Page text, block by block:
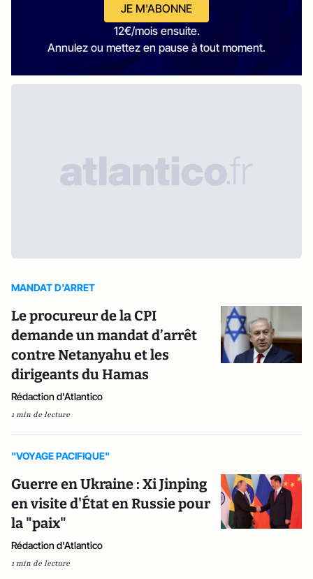
JE M'ABONNE
12€/mois ensuite.
Annulez ou mettez en pause à tout moment.
MANDAT D'ARRET
Le procureur de la CPI
demande un mandat d’arrêt
contre Netanyahu et les
dirigeants du Hamas
Rédaction d'Atlantico
1 min de lecture
"VOYAGE PACIFIQUE"
Guerre en Ukraine : Xi Jinping
en visite d'État en Russie pour
la "paix"
Rédaction d'Atlantico
1 min de lecture